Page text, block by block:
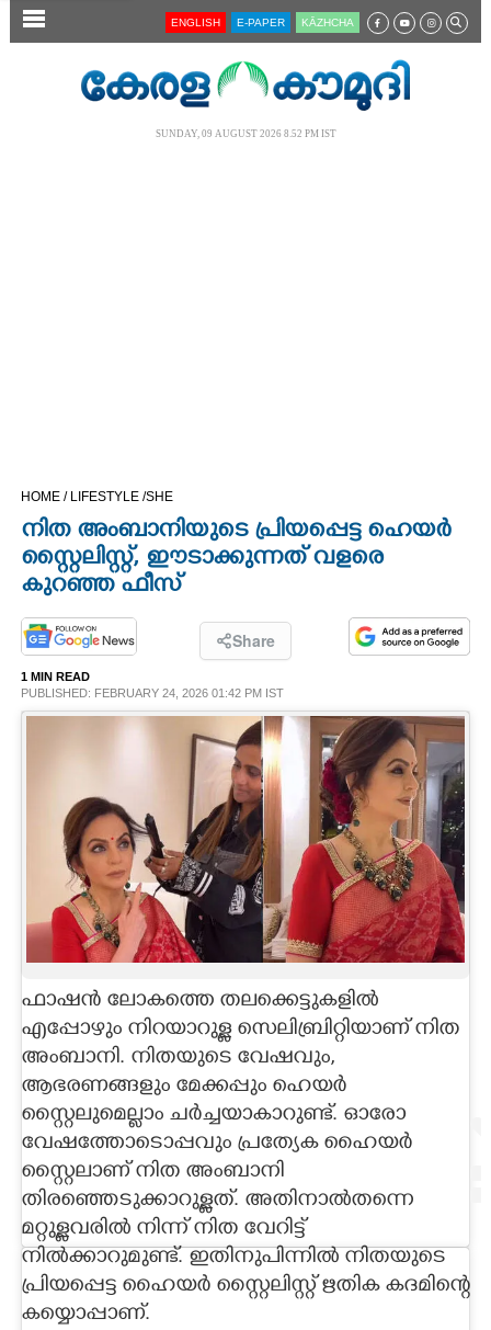
SECTIONS
OPINION
PHOTOS
LIFESTYLE
INFO+
CARTOONS
LITERATURE
ZOOM
CONTACT US
ENGLISH E-PAPER KĀZHCHA
SUNDAY, 09 AUGUST 2026 8.52 PM IST
HOME / LIFESTYLE /SHE
നിത അംബാനിയുടെ പ്രിയപ്പെട്ട ഹെയർ
സ്റ്റൈലിസ്റ്റ്, ഈടാക്കുന്നത് വളരെ
കുറഞ്ഞ ഫീസ്
Share
1 MIN READ
PUBLISHED: FEBRUARY 24, 2026 01:42 PM IST
ഫാഷൻ ലോകത്തെ തലക്കെട്ടുകളിൽ
എപ്പോഴും നിറയാറുള്ള സെലിബ്രിറ്റിയാണ് നിത
അംബാനി. നിതയുടെ വേഷവും,
ആഭരണങ്ങളും മേക്കപ്പും ഹെയർ
സ്റ്റൈലുമെല്ലാം ചർച്ചയാകാറുണ്ട്. ഓരോ
വേഷത്തോടൊപ്പവും പ്രത്യേക ഹൈയർ
സ്റ്റൈലാണ് നിത അംബാനി
തിരഞ്ഞെടുക്കാറുള്ളത്. അതിനാൽതന്നെ
മറ്റുള്ളവരിൽ നിന്ന് നിത വേറിട്ട്
നിൽക്കാറുമുണ്ട്. ഇതിനുപിന്നിൽ നിതയുടെ
പ്രിയപ്പെട്ട ഹൈയർ സ്റ്റൈലിസ്റ്റ് ഋതിക കദമിന്റെ
കയ്യൊപ്പാണ്.